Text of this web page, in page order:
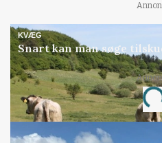
KVÆG
Snart kan man søge